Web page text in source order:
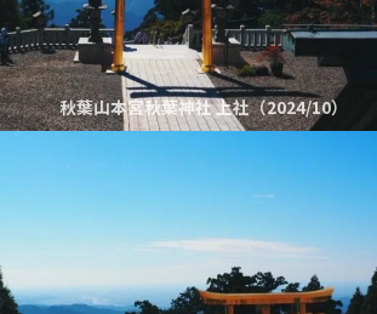
秋葉山本宮秋葉神社 上社（2024/10）